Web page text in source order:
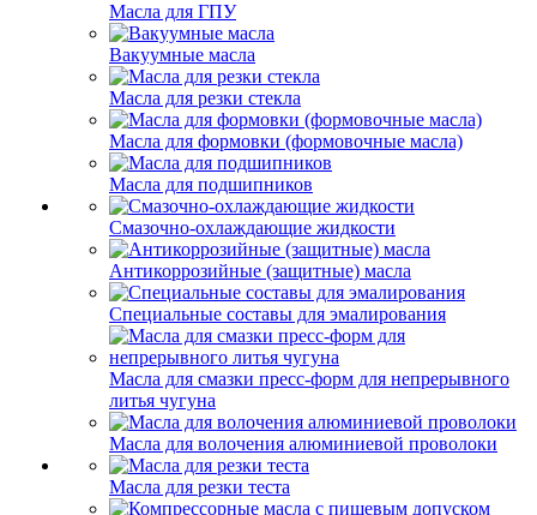
Масла для ГПУ
Вакуумные масла
Масла для резки стекла
Масла для формовки (формовочные масла)
Масла для подшипников
Смазочно-охлаждающие жидкости
Антикоррозийные (защитные) масла
Специальные составы для эмалирования
Масла для смазки пресс-форм для непрерывного
литья чугуна
Масла для волочения алюминиевой проволоки
Масла для резки теста